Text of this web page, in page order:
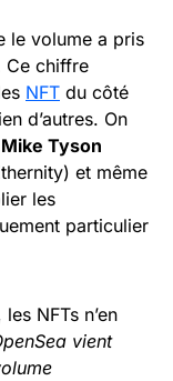
le volume a pris
Ce chiffre
NFT du côté
d’autres. On
Mike Tyson
et même
les
particulier
NFTs n’en
vient